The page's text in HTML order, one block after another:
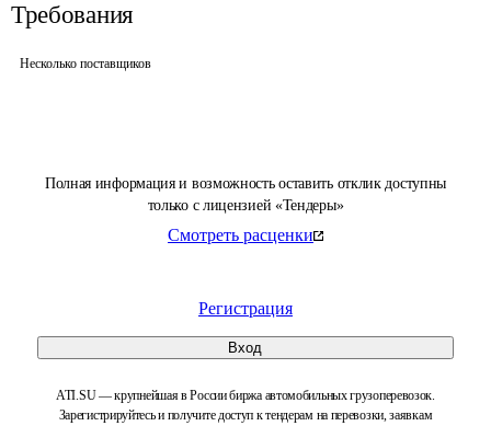
Полная информация и возможность оставить отклик доступны
только с лицензией «Тендеры»
Смотреть расценки
Регистрация
Вход
ATI.SU — крупнейшая в России биржа автомобильных грузоперевозок.
Зарегистрируйтесь и получите доступ к тендерам на перевозки, заявкам
Требования
Несколько поставщиков